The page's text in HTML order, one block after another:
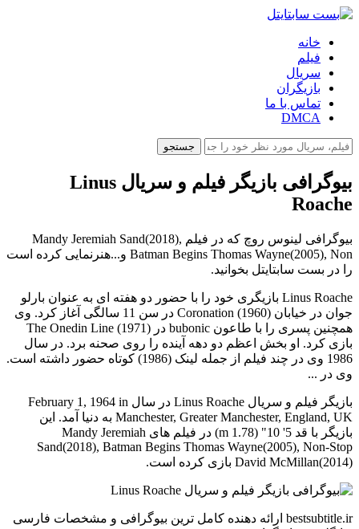
خانه
فیلم
سریال
بازیگران
تماس با ما
DMCA
جستجو
بیوگرافی بازیگر فیلم و سریال Linus
Roache
بیوگرافی لینوس روچ که در فیلم Mandy Jeremiah Sand(2018),
Batman Begins Thomas Wayne(2005), Non و...هنرنمایی کرده است
را در بست سابتایتل بخوانید.
Linus Roache بازیگری خود را با حضور دو هفته ای به عنوان بارلو
جوان در خیابان Coronation (1960) در سن 11 سالگی آغاز کرد. وی
همچنین پسری را با طاعون bubonic در The Onedin Line (1971)
بازی کرد. او بخش اعظم دو دهه آینده را روی صحنه برد. در سال
1986 وی در چند فیلم از جمله لینک (1986) کوتاه حضور داشته است.
وی در ...
بازیگر فیلم و سریال Linus Roache در سال February 1, 1964 in
Manchester, Greater Manchester, England, UK به دنیا آمد. این
بازیگر با قد 5' 10" (1.78 m) در فیلم های Mandy Jeremiah
Sand(2018), Batman Begins Thomas Wayne(2005), Non-Stop
David McMillan(2014) بازی کرده است.
bestsubtitle.ir ارائه دهنده کامل ترین بیوگرافی و مشخصات فارسی